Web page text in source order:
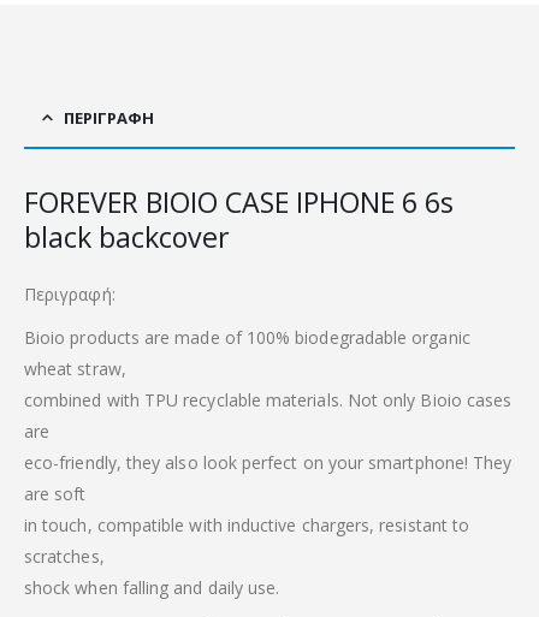
ΠΕΡΙΓΡΑΦΉ
FOREVER BIOIO CASE IPHONE 6 6s
black backcover
Περιγραφή:
Bioio products are made of 100% biodegradable organic
wheat straw,
combined with TPU recyclable materials. Not only Bioio cases
are
eco-friendly, they also look perfect on your smartphone! They
are soft
in touch, compatible with inductive chargers, resistant to
scratches,
shock when falling and daily use.